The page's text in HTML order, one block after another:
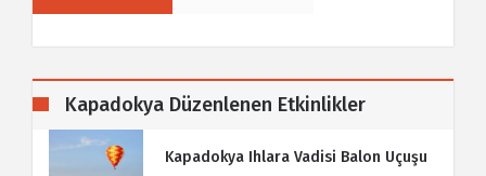
Kapadokya Düzenlenen Etkinlikler
Kapadokya Ihlara Vadisi Balon Uçuşu